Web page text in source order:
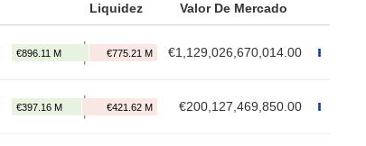
Liquidez Valor De Mercado
€1,129,026,670,014.00
€200,127,469,850.00